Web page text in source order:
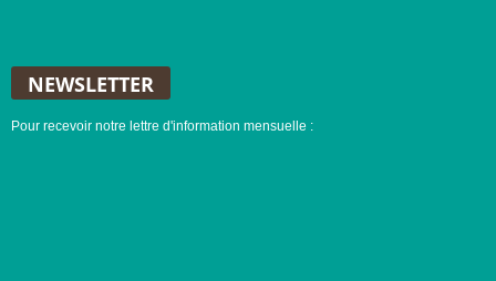
NEWSLETTER
Pour recevoir notre lettre d'information mensuelle :